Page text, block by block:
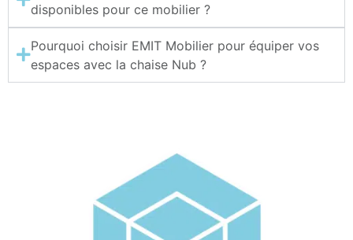
disponibles pour ce mobilier ?
Pourquoi choisir EMIT Mobilier pour équiper vos
espaces avec la chaise Nub ?